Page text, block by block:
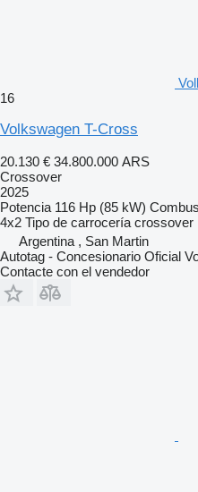
16
Volkswagen T-Cross
20.130 € 34.800.000 ARS
Crossover
2025
Potencia 116 Hp (85 kW)
4x2 Tipo de carrocería crossover
Argentina , San Martin
Autotag - Concesionario Oficial
Contacte con el vendedor